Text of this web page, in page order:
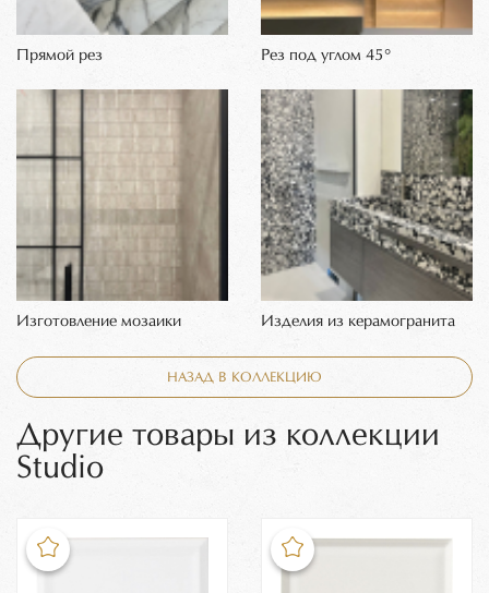
Прямой рез Рез под углом 45°
Изготовление мозаики Изделия из керамогранита
НАЗАД В КОЛЛЕКЦИЮ
Другие товары из коллекции
Studio